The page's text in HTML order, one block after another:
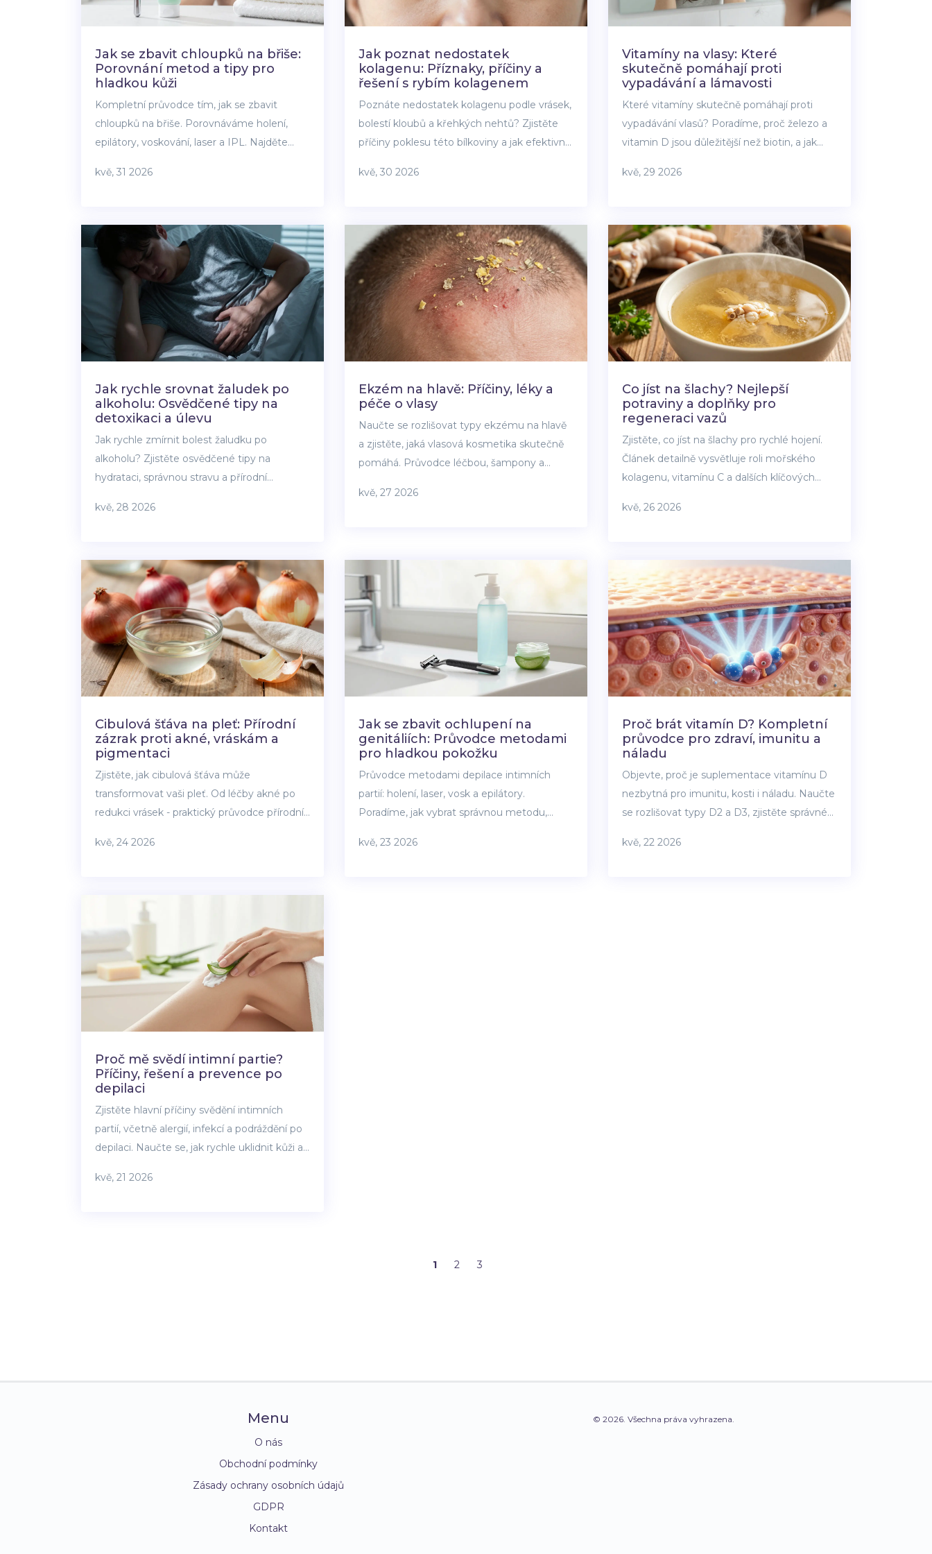
Jak se zbavit chloupků na břiše:
Porovnání metod a tipy pro
hladkou kůži
Kompletní průvodce tím, jak se zbavit
chloupků na břiše. Porovnáváme holení,
epilátory, voskování, laser a IPL. Najděte
rozpočtu.
kvě, 31 2026
Jak poznat nedostatek
kolagenu: Příznaky, příčiny a
řešení s rybím kolagenem
Poznáte nedostatek kolagenu podle vrásek,
bolestí kloubů a křehkých nehtů? Zjistěte
příčiny poklesu této bílkoviny a jak efektivně
správné výživy.
kvě, 30 2026
Vitamíny na vlasy: Které
skutečně pomáhají proti
vypadávání a lámavosti
Které vitamíny skutečně pomáhají proti
vypadávání vlasů? Poradíme, proč železo a
vitamin D jsou důležitější než biotin, a jak
kvě, 29 2026
Jak rychle srovnat žaludek po
alkoholu: Osvědčené tipy na
detoxikaci a úlevu
Jak rychle zmírnit bolest žaludku po
alkoholu? Zjistěte osvědčené tipy na
hydrataci, správnou stravu a přírodní
kvě, 28 2026
Ekzém na hlavě: Příčiny, léky a
péče o vlasy
Naučte se rozlišovat typy ekzému na hlavě
a zjistěte, jaká vlasová kosmetika skutečně
pomáhá. Průvodce léčbou, šampony a
kvě, 27 2026
Co jíst na šlachy? Nejlepší
potraviny a doplňky pro
regeneraci vazů
Zjistěte, co jíst na šlachy pro rychlé hojení.
Článek detailně vysvětluje roli mořského
kolagenu, vitamínu C a dalších klíčových
kvě, 26 2026
Cibulová šťáva na pleť: Přírodní
zázrak proti akné, vráskám a
pigmentaci
Zjistěte, jak cibulová šťáva může
transformovat vaši pleť. Od léčby akné po
redukci vrásek - praktický průvodce přírodní
bezpečné použití doma.
kvě, 24 2026
Jak se zbavit ochlupení na
genitáliích: Průvodce metodami
pro hladkou pokožku
Průvodce metodami depilace intimních
partií: holení, laser, vosk a epilátory.
Poradíme, jak vybrat správnou metodu,
citlivou pokožku.
kvě, 23 2026
Proč brát vitamín D? Kompletní
průvodce pro zdraví, imunitu a
náladu
Objevte, proč je suplementace vitamínu D
nezbytná pro imunitu, kosti i náladu. Naučte
se rozlišovat typy D2 a D3, zjistěte správné
vitamín K2.
kvě, 22 2026
Proč mě svědí intimní partie?
Příčiny, řešení a prevence po
depilaci
Zjistěte hlavní příčiny svědění intimních
partií, včetně alergií, infekcí a podráždění po
depilaci. Naučte se, jak rychle uklidnit kůži a
kvě, 21 2026
1 2 3
Menu
O nás
Obchodní podmínky
Zásady ochrany osobních údajů
GDPR
Kontakt
© 2026. Všechna práva vyhrazena.